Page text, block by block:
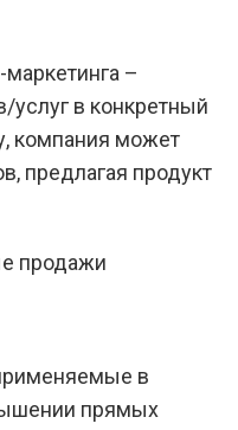
–
услуг в конкретный
компания может
предлагая продукт
в
прямых